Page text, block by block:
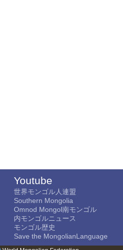
Youtube
世界モンゴル人連盟
Southern Mongolia
Omnod Mongol南モンゴル
内モンゴルニュース
モンゴル歴史
Save the MongolianLanguage